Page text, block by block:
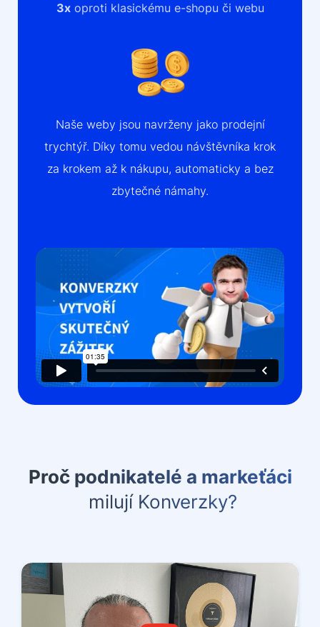
3xoproti klasickému e-shopu či webu
Naše weby jsou navrženy jako prodejní
trychtýř. Díky tomu vedou návštěvníka krok
za krokem až k nákupu, automaticky a bez
zbytečné námahy.
Proč podnikatelé a markeťáci
milují Konverzky?